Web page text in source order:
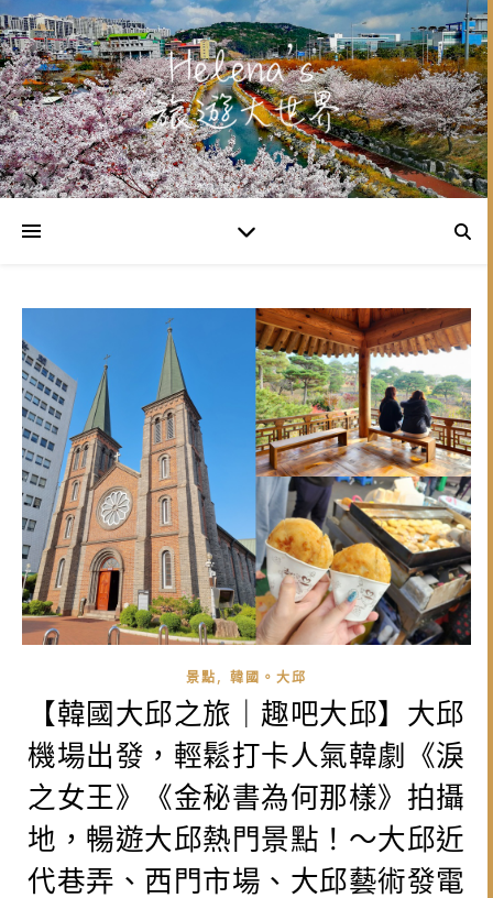
景點, 韓國。大邱
【韓國大邱之旅｜趣吧大邱】大邱
機場出發，輕鬆打卡人氣韓劇《淚
之女王》《金秘書為何那樣》拍攝
地，暢遊大邱熱門景點！～大邱近
代巷弄、西門市場、大邱藝術發電